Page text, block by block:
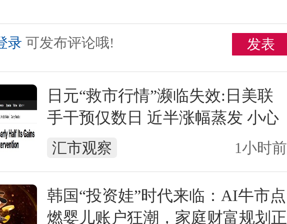
录 可发布评论哦! 发表
日元“救市行情”濒临失效:日美联
手干预仅数日 近半涨幅蒸发 小心
日本当局再出手
汇市观察 1小时前
韩国“投资娃”时代来临：AI牛市点
燃婴儿账户狂潮，家庭财富规划正